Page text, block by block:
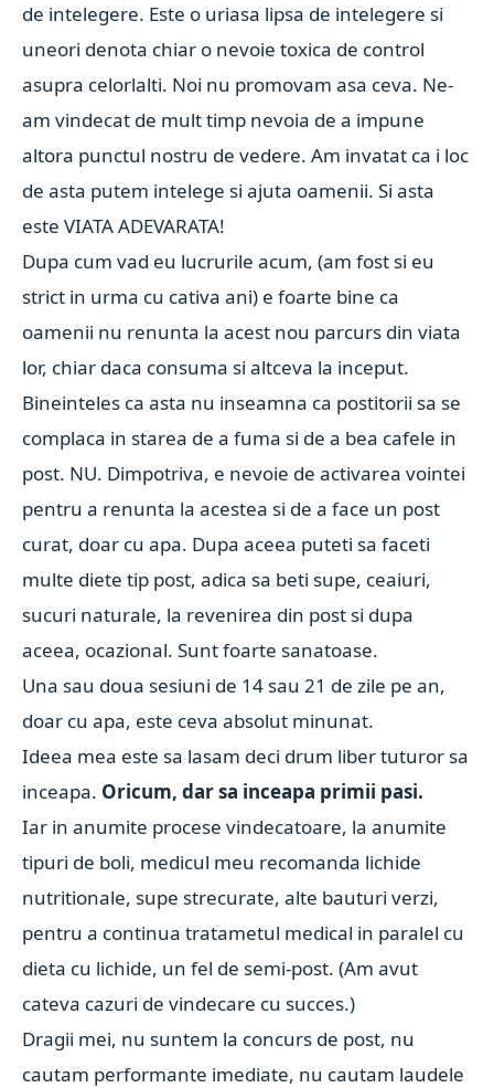
de intelegere. Este o uriasa lipsa de intelegere si
uneori denota chiar o nevoie toxica de control
asupra celorlalti. Noi nu promovam asa ceva. Ne-
am vindecat de mult timp nevoia de a impune
altora punctul nostru de vedere. Am invatat ca i loc
de asta putem intelege si ajuta oamenii. Si asta
este VIATA ADEVARATA!
Dupa cum vad eu lucrurile acum, (am fost si eu
strict in urma cu cativa ani) e foarte bine ca
oamenii nu renunta la acest nou parcurs din viata
lor, chiar daca consuma si altceva la inceput.
Bineinteles ca asta nu inseamna ca postitorii sa se
complaca in starea de a fuma si de a bea cafele in
post. NU. Dimpotriva, e nevoie de activarea vointei
pentru a renunta la acestea si de a face un post
curat, doar cu apa. Dupa aceea puteti sa faceti
multe diete tip post, adica sa beti supe, ceaiuri,
sucuri naturale, la revenirea din post si dupa
aceea, ocazional. Sunt foarte sanatoase.
Una sau doua sesiuni de 14 sau 21 de zile pe an,
doar cu apa, este ceva absolut minunat.
Ideea mea este sa lasam deci drum liber tuturor sa
inceapa. Oricum, dar sa inceapa primii pasi.
Iar in anumite procese vindecatoare, la anumite
tipuri de boli, medicul meu recomanda lichide
nutritionale, supe strecurate, alte bauturi verzi,
pentru a continua tratametul medical in paralel cu
dieta cu lichide, un fel de semi-post. (Am avut
cateva cazuri de vindecare cu succes.)
Dragii mei, nu suntem la concurs de post, nu
cautam performante imediate, nu cautam laudele